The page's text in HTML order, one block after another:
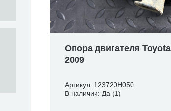
Опора двигателя
2009
Артикул: 123720H050
В наличии: Да (1)